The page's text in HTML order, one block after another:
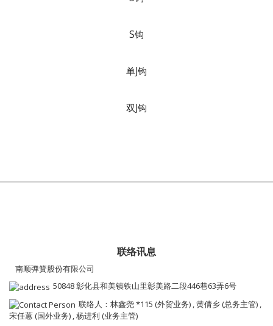
S钩
单J钩
双J钩
联络讯息
南顺弹簧股份有限公司
50848 彰化县和美镇铁山里彰美路二段446巷63弄6号
联络人：林鑫尧 *115 (外贸业务) , 黄倩乡 (总务主管) ,
宋任蕙 (国外业务) , 杨进利 (业务主管)